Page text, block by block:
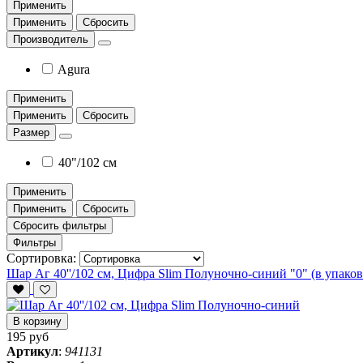
Применить
Применить
Сбросить
Производитель
Agura
Применить
Применить
Сбросить
Размер
40"/102 см
Применить
Применить
Сбросить
Сбросить фильтры
Фильтры
Сортировка:
Шар Аг 40''/102 см, Цифра Slim Полуночно-синий "0" (в
В корзину
195 руб
Артикул: 941131